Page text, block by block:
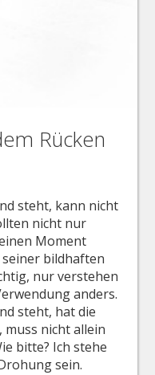
Rücken
steht, kann nicht
nicht nur
Moment
bildhaften
nur verstehen
anders.
steht, hat die
nicht allein
bitte? Ich stehe
sein.